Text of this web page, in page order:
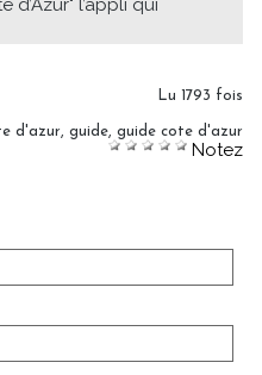
Lu 1793 fois
d'azur guide guide cote d'azur
Notez